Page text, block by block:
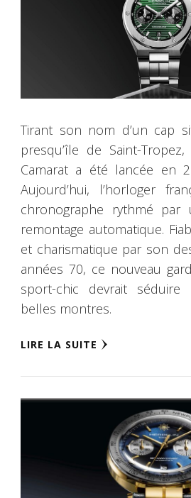
Tirant son nom d’un cap
presqu’île de Saint-
Camarat a été lancée en
Aujourd’hui, l’horloger
chronographe rythmé par
remontage automatique.
et charismatique par son
années 70, ce nouveau
sport-chic devrait
belles montres.
LIRE LA SUITE